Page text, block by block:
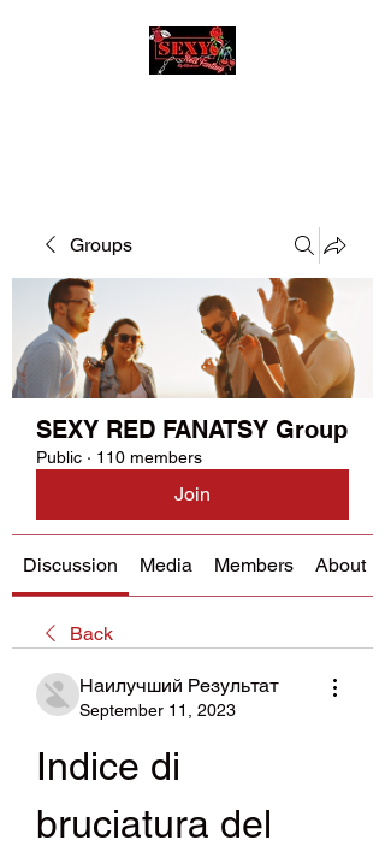
Groups
SEXY RED FANATSY Group
Public · 110 members
Join
Discussion Media Members About
Back
Наилучший Результат
September 11, 2023
Indice di
bruciatura del